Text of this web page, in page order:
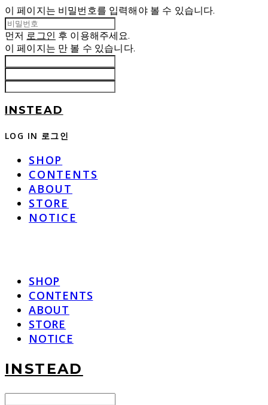
이 페이지는 비밀번호를 입력해야 볼 수 있습니다.
먼저 로그인 후 이용해주세요.
이 페이지는 만 볼 수 있습니다.
INSTEAD
LOG IN 로그인
SHOP
CONTENTS
ABOUT
STORE
NOTICE
SHOP
CONTENTS
ABOUT
STORE
NOTICE
INSTEAD